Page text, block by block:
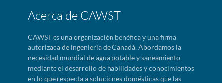
Acerca de CAWST
CAWST es una organización benéfica y una firma
autorizada de ingeniería de Canadá. Abordamos la
necesidad mundial de agua potable y saneamiento
mediante el desarrollo de habilidades y conocimientos
en lo que respecta a soluciones domésticas que las